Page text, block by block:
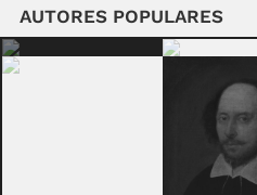
AUTORES POPULARES